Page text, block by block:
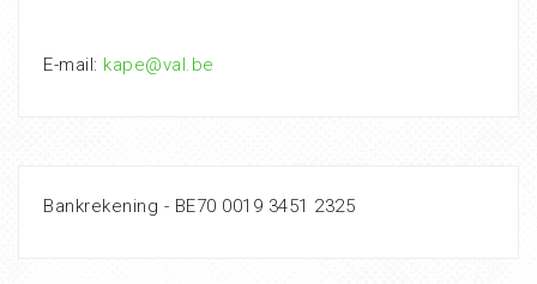
E-mail: kape@val.be
Bankrekening - BE70 0019 3451 2325